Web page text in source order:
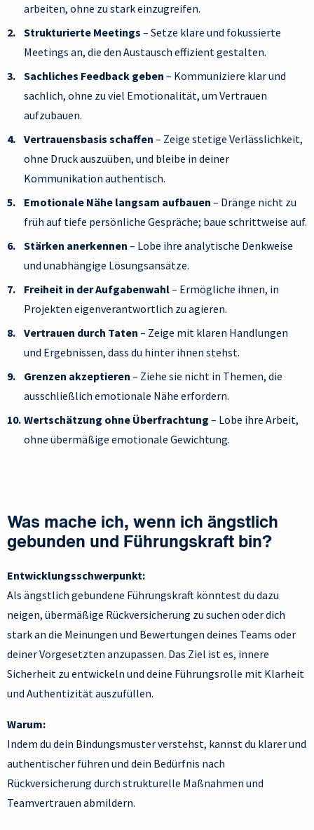
arbeiten, ohne zu stark einzugreifen.
Strukturierte Meetings – Setze klare und fokussierte
Meetings an, die den Austausch effizient gestalten.
Sachliches Feedback geben – Kommuniziere klar und
sachlich, ohne zu viel Emotionalität, um Vertrauen
aufzubauen.
Vertrauensbasis schaffen – Zeige stetige Verlässlichkeit,
ohne Druck auszuüben, und bleibe in deiner
Kommunikation authentisch.
Emotionale Nähe langsam aufbauen – Dränge nicht zu
früh auf tiefe persönliche Gespräche; baue schrittweise auf.
Stärken anerkennen – Lobe ihre analytische Denkweise
und unabhängige Lösungsansätze.
Freiheit in der Aufgabenwahl– Ermögliche ihnen, in
Projekten eigenverantwortlich zu agieren.
Vertrauen durch Taten – Zeige mit klaren Handlungen
und Ergebnissen, dass du hinter ihnen stehst.
Grenzen akzeptieren – Ziehe sie nicht in Themen, die
ausschließlich emotionale Nähe erfordern.
Wertschätzung ohne Überfrachtung – Lobe ihre Arbeit,
ohne übermäßige emotionale Gewichtung.
Was mache ich, wenn ich ängstlich
gebunden und Führungskraft bin?
Entwicklungsschwerpunkt:
Als ängstlich gebundene Führungskraft könntest du dazu
neigen, übermäßige Rückversicherung zu suchen oder dich
stark an die Meinungen und Bewertungen deines Teams oder
deiner Vorgesetzten anzupassen. Das Ziel ist es, innere
Sicherheit zu entwickeln und deine Führungsrolle mit Klarheit
und Authentizität auszufüllen.
Warum:
Indem du dein Bindungsmuster verstehst, kannst du klarer und
authentischer führen und dein Bedürfnis nach
Rückversicherung durch strukturelle Maßnahmen und
Teamvertrauen abmildern.